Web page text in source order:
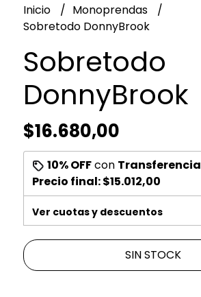
Inicio
Monoprendas
Sobretodo DonnyBrook
Sobretodo
DonnyBrook
$16.680,00
10% OFFcon Transferencia
Precio final:$15.012,00
Ver cuotas y descuentos
SIN STOCK